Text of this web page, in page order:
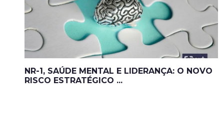
NR-1, SAÚDE MENTAL E LIDERANÇA: O NOVO
RISCO ESTRATÉGICO ...